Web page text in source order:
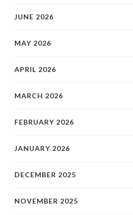
JUNE 2026
MAY 2026
APRIL 2026
MARCH 2026
FEBRUARY 2026
JANUARY 2026
DECEMBER 2025
NOVEMBER 2025